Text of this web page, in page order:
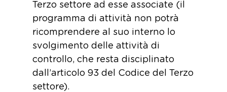
Terzo settore ad esse associate (il
programma di attività non potrà
ricomprendere al suo interno lo
svolgimento delle attività di
controllo, che resta disciplinato
dall’articolo 93 del Codice del Terzo
settore).